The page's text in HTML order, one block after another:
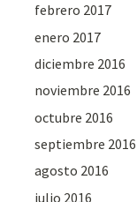
febrero 2017
enero 2017
diciembre 2016
noviembre 2016
octubre 2016
septiembre 2016
agosto 2016
julio 2016